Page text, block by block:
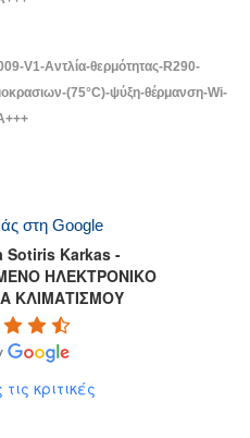
V1-Αντλία-θερμότητας-R290-
(75°C)-ψύξη-θέρμανση-Wi-
στη Google
Sotiris Karkas -
ΗΛΕΚΤΡΟΝΙΚΟ
ΚΛΙΜΑΤΙΣΜΟΥ
κριτικές